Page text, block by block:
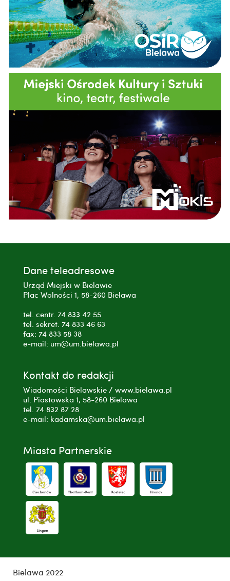
Dane teleadresowe
Urząd Miejski w Bielawie
Plac Wolności 1, 58-260 Bielawa
tel. centr. 74 833 42 55
tel. sekret. 74 833 46 63
fax: 74 833 58 38
e-mail: um@um.bielawa.pl
Kontakt do redakcji
Wiadomości Bielawskie / www.bielawa.pl
ul. Piastowska 1, 58-260 Bielawa
tel. 74 832 87 28
e-mail: kadamska@um.bielawa.pl
Miasta Partnerskie
Bielawa 2022